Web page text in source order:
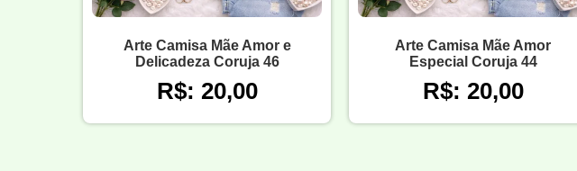
Arte Camisa Mãe Amor e
Delicadeza Coruja 46
R$: 20,00
Arte Camisa Mãe Amor
Especial Coruja 44
R$: 20,00